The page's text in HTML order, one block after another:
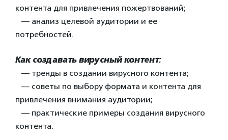
контента для привлечения пожертвований;
— анализ целевой аудитории и ее
потребностей.
Как создавать вирусный контент:
— тренды в создании вирусного контента;
— советы по выбору формата и контента для
привлечения внимания аудитории;
— практические примеры создания вирусного
контента.